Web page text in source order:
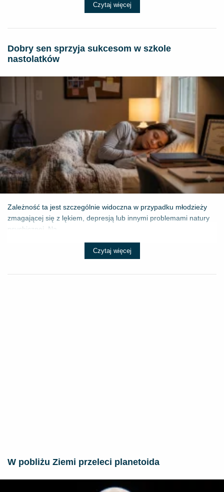
Czytaj więcej
Dobry sen sprzyja sukcesom w szkole
nastolatków
Zależność ta jest szczególnie widoczna w przypadku młodzieży
zmagającej się z lękiem, depresją lub innymi problemami natury
psychicznej. Na...
Czytaj więcej
W pobliżu Ziemi przeleci planetoida